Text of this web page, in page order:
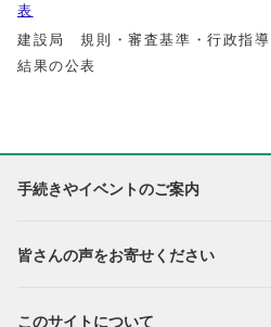
表
建設局 規則・審査基準・行政指導
結果の公表
手続きやイベントのご案内
皆さんの声をお寄せください
このサイトについて